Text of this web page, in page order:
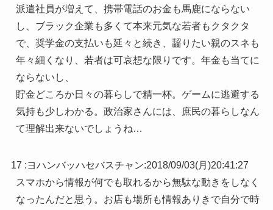
派遣社員が増えて、携帯電話のお金も馬鹿にならない
し、ブラック企業も多くて本来元気な若者もクタクタ
で、奨学金の支払いも延々と続き、齧りたい親のスネも
年々細くなり、若者は可哀想な限りです。年金も当てに
ならないし、
貯金どころか日々の暮らしで精一杯。ゲームに逃避する
気持も少しわかる。政治家さんには、庶民の暮らしなん
て理解出来ないでしょうね…
17 :ヨハンバッハセバスチャン:2018/09/03(月)20:41:27
スマホから情報が何でも取れるから無駄な動きをしなく
なったんだと思う。お店も場所も情報ありきで自分で時